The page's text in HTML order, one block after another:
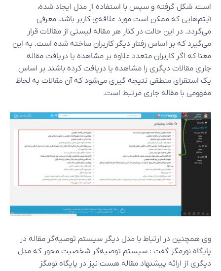
است، شکل گرفته و سپس با استفاده از مدل ایجاد شده،
آیتم‌هایی که ممکن است مورد علاقه‌ی کاربر باشد، معرفی
می‌گردد. در این حالت در کنار هر مقاله لیستی از مقالات قرار
می‌گیرد که بر اساس رفتار دیگر کاربران ساخته شده است. به این
معنا که اگر کاربران متعدد علاوه بر مشاهده یا دریافت مقاله
جاری مقالات دیگری را مشاهده یا دریافت کرده باشند بر اساس
یک استقرای منطقی نتیجه گیری می‌شود که آن مقالات به لحاظ
مفهومی با مقاله جاری مرتبط است.
وی همچنین در ارتباط با مدل دیگر سیستم توصیه‌گر مقاله در
پایگاه نورمگز گفت : سیستم توصیه‌گر شخصیت محور که مدل
دیگری از ارائه پیشنهاد مقاله هست نیز در پایگاه نومگز